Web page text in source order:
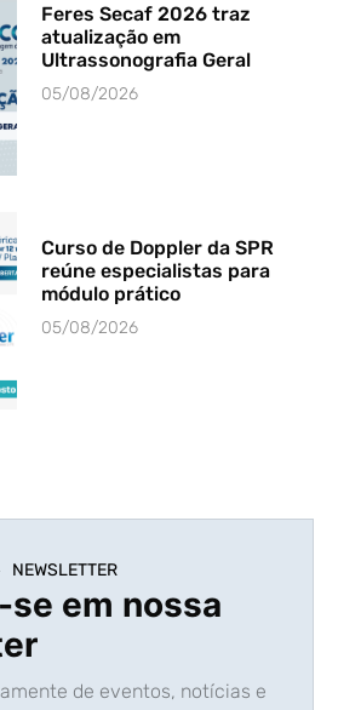
Feres Secaf 2026 traz
atualização em
Ultrassonografia Geral
05/08/2026
Curso de Doppler da SPR
reúne especialistas para
módulo prático
05/08/2026
NEWSLETTER
em nossa
de eventos, notícias e